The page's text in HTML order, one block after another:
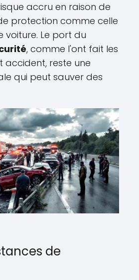
accru en raison de
protection comme celle
voiture. Le port du
, comme l'ont fait les
accident, reste une
qui peut sauver des
de